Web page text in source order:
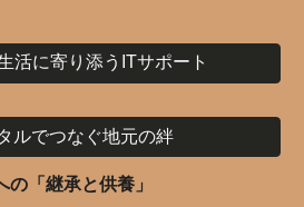
活に寄り添うITサポート
ルでつなぐ地元の絆
「継承と供養」